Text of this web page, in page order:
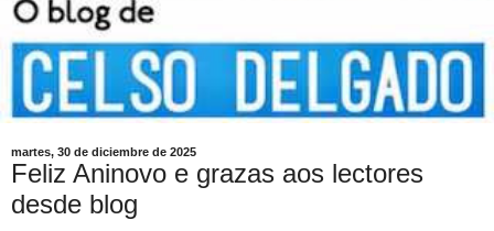
martes, 30 de diciembre de 2025
Feliz Aninovo e grazas aos lectores
desde blog